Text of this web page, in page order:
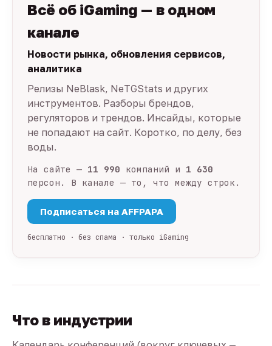
Всё об iGaming — в одном
канале
Новости рынка, обновления сервисов,
аналитика
Релизы NeBlask, NeTGStats и других
инструментов. Разборы брендов,
регуляторов и трендов. Инсайды, которые
не попадают на сайт. Коротко, по делу, без
воды.
На сайте — 11 990 компаний и 1 630
персон. В канале — то, что между строк.
Подписаться на AFFPAPA
бесплатно · без спама · только iGaming
Что в индустрии